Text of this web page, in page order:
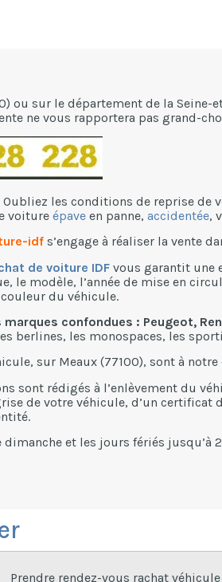
ou sur le département de la Seine-
ne vous rapportera pas grand-
les conditions de reprise de
voiture épaveen panne, accidentée,
idf s’engage à réaliser la vente
de voiture IDF vous garantit une
modèle, l’année de mise en
du véhicule.
confondues : Peugeot,
berlines, les monospaces, les
sur Meaux (77100), sont à notre
sont rédigés à l’enlèvement du
de votre véhicule, d’un certificat
et les jours fériés jusqu’à
Prendre rendez-vous rachat véhicule